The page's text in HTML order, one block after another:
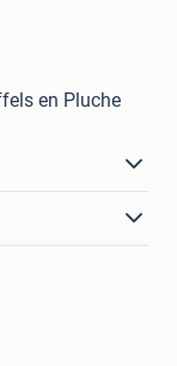
en Pluche